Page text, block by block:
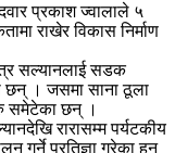
प्रकाश ज्वालाले ५
राखेर विकास निर्माण
सल्यानलाई सडक
छन् । जसमा साना ठूला
समेटेका छन् ।
रारासम्म पर्यटकीय
गर्ने प्रतिज्ञा गरेका हुन्